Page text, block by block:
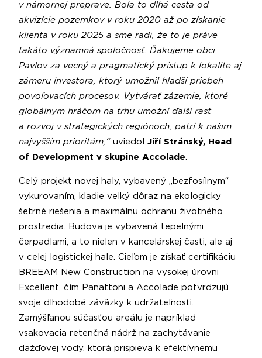
v námornej preprave. Bola to dlhá cesta od
akvizície pozemkov v roku 2020 až po získanie
klienta v roku 2025 a sme radi, že to je práve
takáto významná spoločnosť. Ďakujeme obci
Pavlov za vecný a pragmatický prístup k lokalite aj
zámeru investora, ktorý umožnil hladší priebeh
povoľovacích procesov. Vytvárať zázemie, ktoré
globálnym hráčom na trhu umožní ďalší rast
a rozvoj v strategických regiónoch, patrí k našim
najvyšším prioritám,“ uviedol Jiří Stránský, Head
of Development v skupine Accolade.
Celý projekt novej haly, vybavený „bezfosílnym“
vykurovaním, kladie veľký dôraz na ekologicky
šetrné riešenia a maximálnu ochranu životného
prostredia. Budova je vybavená tepelnými
čerpadlami, a to nielen v kancelárskej časti, ale aj
v celej logistickej hale. Cieľom je získať certifikáciu
BREEAM New Construction na vysokej úrovni
Excellent, čím Panattoni a Accolade potvrdzujú
svoje dlhodobé záväzky k udržateľnosti.
Zamýšľanou súčasťou areálu je napríklad
vsakovacia retenčná nádrž na zachytávanie
dažďovej vody, ktorá prispieva k efektívnemu